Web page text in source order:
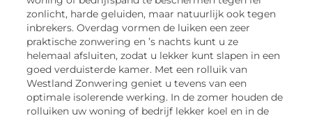
zonlicht, harde geluiden, maar natuurlijk ook tegen
inbrekers. Overdag vormen de luiken een zeer
praktische zonwering en ’s nachts kunt u ze
helemaal afsluiten, zodat u lekker kunt slapen in een
goed verduisterde kamer. Met een rolluik van
Westland Zonwering geniet u tevens van een
optimale isolerende werking. In de zomer houden de
rolluiken uw woning of bedrijf lekker koel en in de